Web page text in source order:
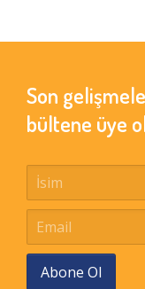
Son
bültene üye
Abone Ol